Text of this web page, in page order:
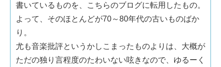
書いているものを、こちらのブログに転用したもの。
よって、そのほとんどが70～80年代の古いものばか
り。
尤も音楽批評というかしこまったものよりは、大概が
ただの独り言程度のたわいない呟きなので、ゆるーく